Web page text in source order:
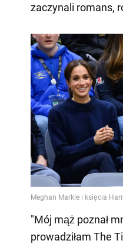
zaczynali romans,
"Mój mąż poznał
prowadziłam The